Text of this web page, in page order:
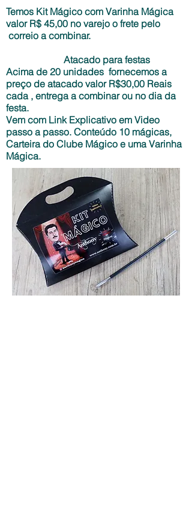
Temos Kit Mágico com Varinha Mágica
valor R$ 45,00 no varejo o frete pelo
correio a combinar.
Atacado para festas
Acima de 20 unidades fornecemos a
preço de atacado valor R$30,00 Reais
cada , entrega a combinar ou no dia da
festa.
Vem com Link Explicativo em Video
passo a passo. Conteúdo 10 mágicas,
Carteira do Clube Mágico e uma Varinha
Mágica.